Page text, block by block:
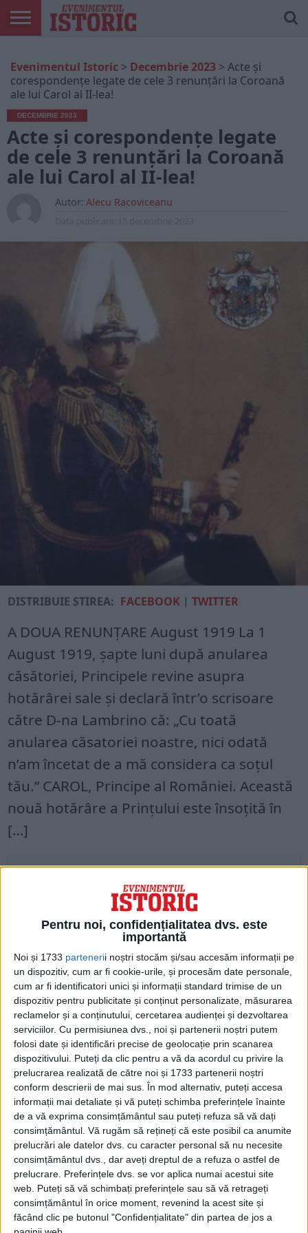
Pentru noi, confidențialitatea dvs. este
importantă
Noi și 1733 partenerii noștri stocăm și/sau accesăm informații pe
un dispozitiv, cum ar fi cookie-urile, și procesăm date personale,
cum ar fi identificatori unici și informații standard trimise de un
dispozitiv pentru publicitate și conținut personalizate, măsurarea
reclamelor și a conținutului, cercetarea audienței și dezvoltarea
serviciilor. Cu permisiunea dvs., noi și partenerii noștri putem
folosi date și identificări precise de geolocație prin scanarea
dispozitivului. Puteți da clic pentru a vă da acordul cu privire la
prelucrarea realizată de către noi și 1733 partenerii noștri
conform descrierii de mai sus. În mod alternativ, puteți accesa
informații mai detaliate și vă puteți schimba preferințele înainte
de a vă exprima consimțământul sau puteți refuza să vă dați
consimțământul. Vă rugăm să rețineți că este posibil ca anumite
prelucrări ale datelor dvs. cu caracter personal să nu necesite
consimțământul dvs., dar aveți dreptul de a refuza o astfel de
prelucrare. Preferințele dvs. se vor aplica numai acestui site
web. Puteți să vă schimbați preferințele sau să vă retrageți
consimțământul în orice moment, revenind la acest site și
făcând clic pe butonul "Confidențialitate" din partea de jos a
ONLINE
EDIȚII
TIPĂRITE
ISTORIC
PLAY
CONTUL
MEU
Evenimentul Istoric > Decembrie 2023 > Acte și
corespondențe legate de cele 3 renunțări la Coroană
ale lui Carol al II-lea!
DECEMBRIE 2023
Acte și corespondențe legate
de cele 3 renunțări la Coroană
ale lui Carol al II-lea!
Autor: Alecu Racoviceanu
DISTRIBUIE ȘTIREA: FACEBOOK |TWITTER
A DOUA RENUNȚARE August 1919 La 1
August 1919, șapte luni după anularea
căsătoriei, Principele revi­ne asupra
hotărârei sale și declară într’o scrisoare
către D-na Lambrino că: „Cu toa­tă
anularea căsatoriei noastre, nici oda­tă
n’am încetat de a mă considera ca soțul
tău.” CAROL, Principe al României. Aceas­tă
nouă hotărâre a Prințului este însoțită în
[…]
Acces restricționat. Dacă doriți să citiți
acest articol, mergeți pe
edituradecarte.roși achiziționați ediția
Decembrie 2023
Pagini:1234 5 6
Din ultima ediție ...
Regina României
Carol al II-lea și acțiunile sale care au ruinat
România Mare
Afaceri oneroase care au marcat România
modernă: Strousberg și Hallier
ETICHETE:
PUBLICAT IN CATEGORIILE: DECEMBRIE 2023
DISTRIBUIE ȘTIREA:
FACEBOOK
TWITTER
DACĂ VA PLAC MATERIALELE PUBLICATE, VA INVITĂM SĂ NE URMĂRIȚI
ȘI PE PAGINA NOASTRĂ DE FACEBOOK